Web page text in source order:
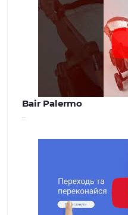
Bair Palermo